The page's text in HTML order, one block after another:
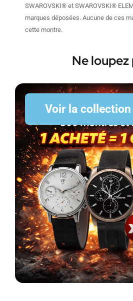
SWAROVSKI® et SWAROVSKI®
marques déposées. Aucune de ces
cette montre.
Ne loupez
Voir la collection